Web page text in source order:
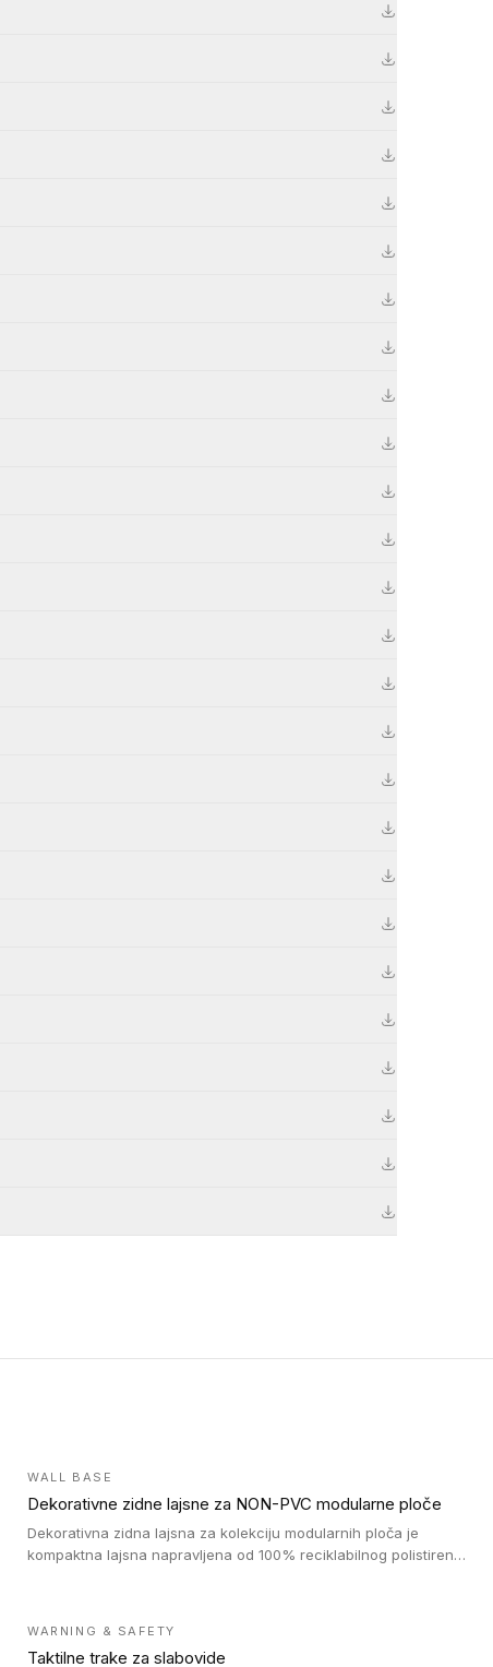
WALL BASE
Dekorativne zidne lajsne za NON-PVC modularne ploče
Dekorativna zidna lajsna za kolekciju modularnih ploča je
kompaktna lajsna napravljena od 100% reciklabilnog polistirena,
WARNING & SAFETY
Taktilne trake za slabovide